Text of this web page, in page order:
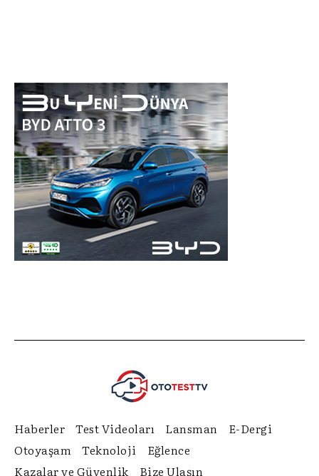
Haberler Test Videoları Lansman
E-Dergi
Otoyaşam
Teknoloji
Eğlence
Kazalar ve Güvenlik
Bize Ulaşın